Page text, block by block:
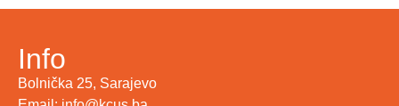
Info
Bolnička 25, Sarajevo